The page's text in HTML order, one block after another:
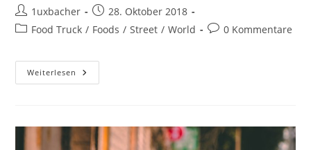
1uxbacher
28. Oktober 2018
Food Truck / Foods / Street / World 0 Kommentare
Weiterlesen